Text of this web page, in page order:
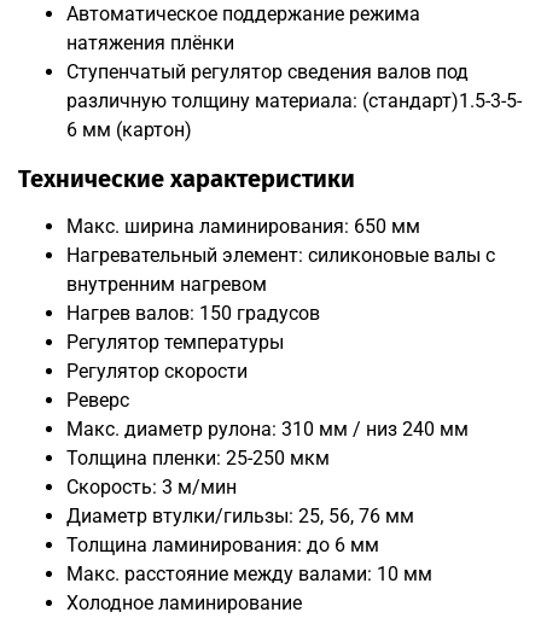
Автоматическое поддержание режима
натяжения плёнки
Ступенчатый регулятор сведения валов под
различную толщину материала: (стандарт)1.5-3-5-
6 мм (картон)
Технические характеристики
Макс. ширина ламинирования: 650 мм
Нагревательный элемент: силиконовые валы с
внутренним нагревом
Нагрев валов: 150 градусов
Регулятор температуры
Регулятор скорости
Реверс
Макс. диаметр рулона: 310 мм / низ 240 мм
Толщина пленки: 25-250 мкм
Скорость: 3 м/мин
Диаметр втулки/гильзы: 25, 56, 76 мм
Толщина ламинирования: до 6 мм
Макс. расстояние между валами: 10 мм
Холодное ламинирование